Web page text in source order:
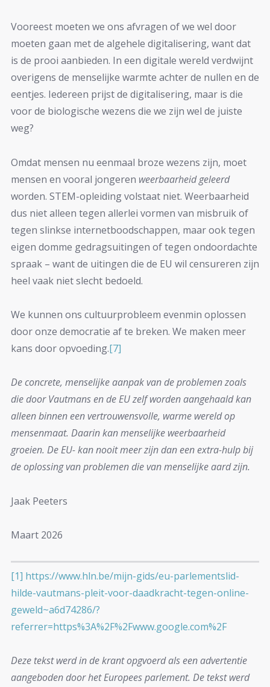
Vooreest moeten we ons afvragen of we wel door
moeten gaan met de algehele digitalisering, want dat
is de prooi aanbieden. In een digitale wereld verdwijnt
overigens de menselijke warmte achter de nullen en de
eentjes. Iedereen prijst de digitalisering, maar is die
voor de biologische wezens die we zijn wel de juiste
weg?
Omdat mensen nu eenmaal broze wezens zijn, moet
mensen en vooral jongeren weerbaarheidgeleerd
worden. STEM-opleiding volstaat niet. Weerbaarheid
dus niet alleen tegen allerlei vormen van misbruik of
tegen slinkse internetboodschappen, maar ook tegen
eigen domme gedragsuitingen of tegen ondoordachte
spraak – want de uitingen die de EU wil censureren zijn
heel vaak niet slecht bedoeld.
We kunnen ons cultuurprobleem evenmin oplossen
door onze democratie af te breken. We maken meer
kans door opvoeding.[7]
De concrete, menselijke aanpak van de problemen zoals
die door Vautmans en de EU zelf worden aangehaald kan
alleen binnen een vertrouwensvolle, warme wereld op
mensenmaat. Daarin kan menselijke weerbaarheid
groeien. De EU- kan nooit meer zijn dan een extra-hulp bij
de oplossing van problemen die van menselijke aard zijn.
Jaak Peeters
Maart 2026
[1] https://www.hln.be/mijn-gids/eu-parlementslid-
hilde-vautmans-pleit-voor-daadkracht-tegen-online-
geweld~a6d74286/?
referrer=https%3A%2F%2Fwww.google.com%2F
Deze tekst werd in de krant opgvoerd als een advertentie
aangeboden door het Europees parlement. De tekst werd